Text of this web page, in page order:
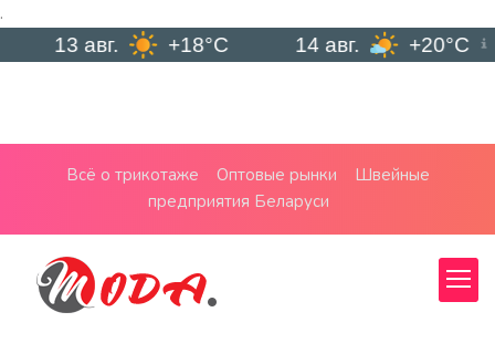
.
13 авг. +18°C 14 авг. +20°C
Всё о трикотаже Оптовые рынки
Швейные
предприятия Беларуси